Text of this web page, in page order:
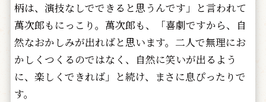
柄は、演技なしでできると思うんです」と言われて
萬次郎もにっこり。萬次郎も、「喜劇ですから、自
然なおかしみが出ればと思います。二人で無理にお
かしくつくるのではなく、自然に笑いが出るよう
に、楽しくできれば」と続け、まさに息ぴったりで
す。